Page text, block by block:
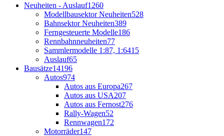
Neuheiten - Auslauf1260
Modellbausektor Neuheiten528
Bahnsektor Neuheiten389
Ferngesteuerte Modelle186
Rennbahnneuheiten77
Sammlermodelle 1:87, 1:6415
Auslauf65
Bausätze14196
Autos974
Autos aus Europa267
Autos aus USA207
Autos aus Fernost276
Rally-Wagen52
Rennwagen172
Motorräder147